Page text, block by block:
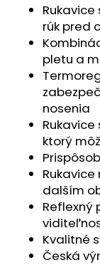
rúk pred
pletu a
nosenia
ktorý
dalším
Reflexný
Kvalitné
Česká
POLODUPAČKY
ŠMYK
OUTLAST®
MELÍR
€16,76